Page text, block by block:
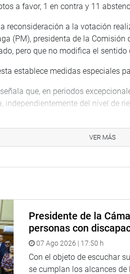
a favor, 1 en contra y 11
reconsideración a la votación
(PM), presidenta de la
pero que no modifica el sentido
establece medidas especiales
que, en periodos
independientemente del nivel de
para el dictado de las
para su uso
la emisión de las medidas y
y/o cautelares idóneas. Las
del nivel de riesgo. La
las medidas de protección, no
la aplicación de los recursos
del Perú, se dispone el
VER MÁS
Presidente de la
personas con
07 Ago 2026 | 17:50 h
Con el objeto de escuchar
se cumplan los alcances de